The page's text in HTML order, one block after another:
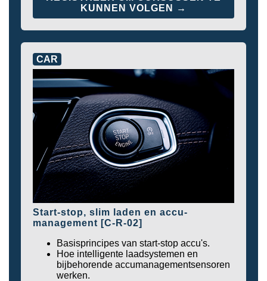
KUNNEN VOLGEN →
CAR
Start-stop, slim laden en accu-
management [C-R-02]
Basisprincipes van start-stop accu's.
Hoe intelligente laadsystemen en
bijbehorende accumanagementsensoren
werken.